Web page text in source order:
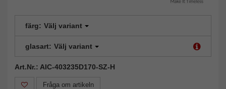
färg: Välj variant
glasart: Välj variant
Art.Nr.: AIC-403235D170-SZ-H
Fråga om artikeln